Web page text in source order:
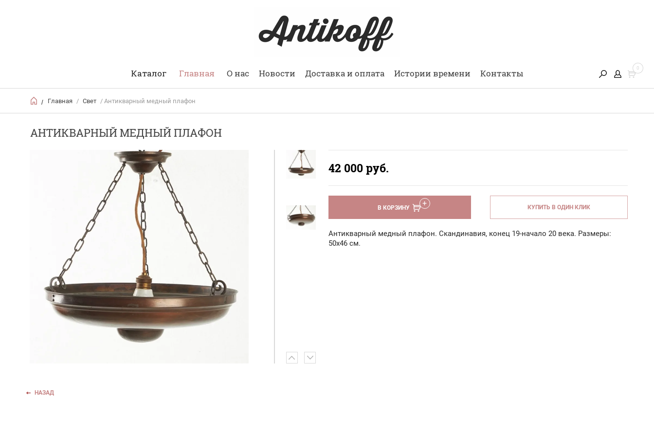
Каталог Главная О нас Новости Доставка и оплата Истории времени Контакты 0
/ Главная / Свет / Антикварный медный плафон
АНТИКВАРНЫЙ МЕДНЫЙ ПЛАФОН
42 000 руб.
В КОРЗИНУ КУПИТЬ В ОДИН КЛИК
Антикварный медный плафон. Скандинавия, конец 19-начало 20 века. Размеры:
50х46 см.
НАЗАД